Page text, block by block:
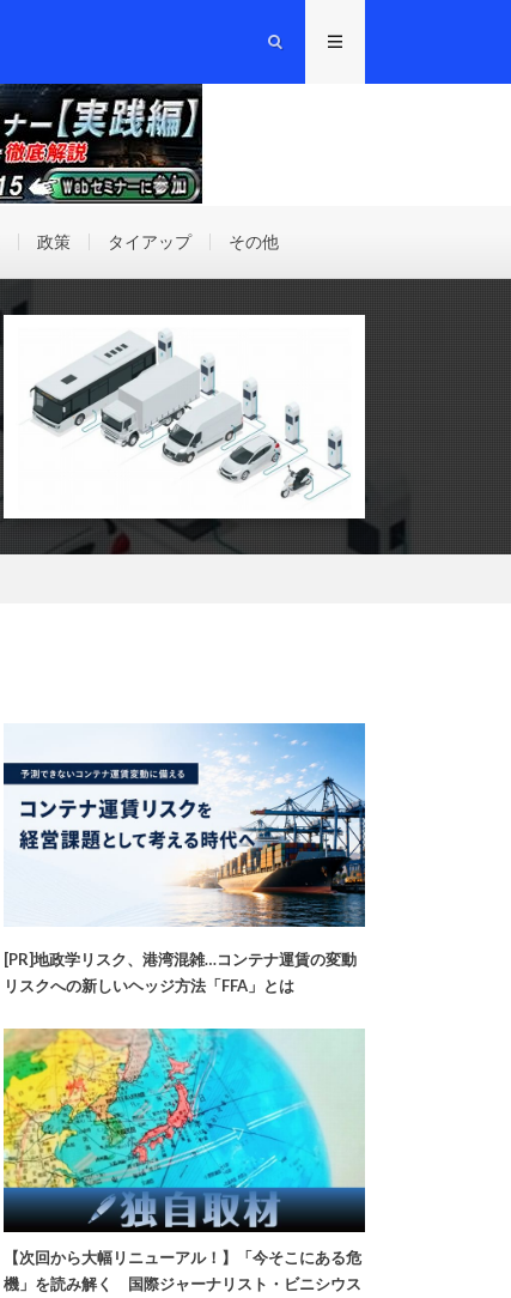
政策 タイアップ その他
[PR]地政学リスク、港湾混雑…コンテナ運賃の変動
リスクへの新しいヘッジ方法「FFA」とは
【次回から大幅リニューアル！】「今そこにある危
機」を読み解く 国際ジャーナリスト・ビニシウス